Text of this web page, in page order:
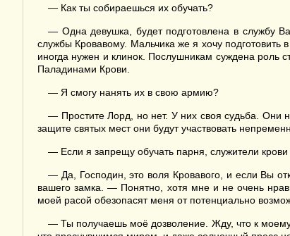
— Как ты собираешься их обучать?
— Одна девушка, будет подготовлена в службу
службы Кровавому. Мальчика же я хочу
иногда нужен и клинок. Послушникам суждена роль
Паладинами Крови.
— Я смогу нанять их в свою армию?
— Простите Лорд, но нет. У них своя судьба. Они
защите святых мест они будут участвовать
— Если я запрещу обучать парня, служители
— Да, Господин, это воля Кровавого, и если Вы
вашего замка. — Понятно, хотя мне и не очень
моей расой обезопасят меня от потенциально
— Ты получаешь моё дозволение. Жду, что к